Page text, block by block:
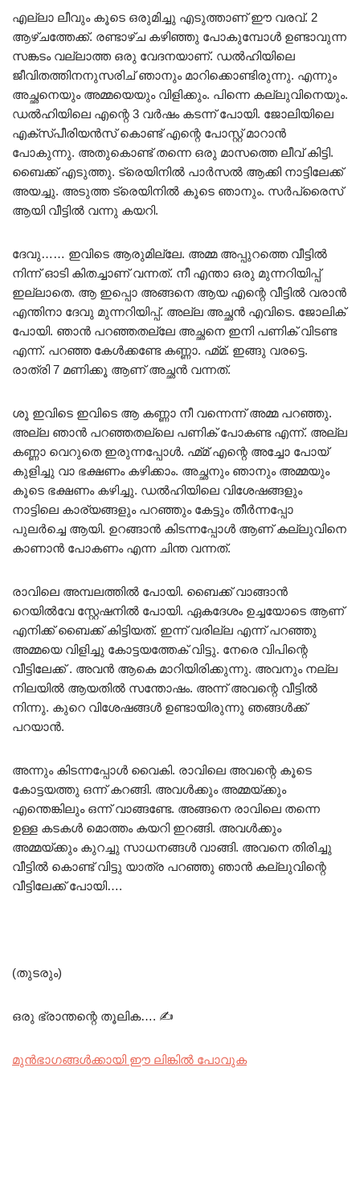
എല്ലാ ലീവും കൂടെ ഒരുമിച്ചു എടുത്താണ് ഈ വരവ്. 2
ആഴ്ചത്തേക്ക്. രണ്ടാഴ്ച കഴിഞ്ഞു പോകുമ്പോൾ ഉണ്ടാവുന്ന
സങ്കടം വല്ലാത്ത ഒരു വേദനയാണ്. ഡൽഹിയിലെ
ജീവിതത്തിനനുസരിച് ഞാനും മാറിക്കൊണ്ടിരുന്നു. എന്നും
അച്ഛനെയും അമ്മയെയും വിളിക്കും. പിന്നെ കല്ലുവിനെയും.
ഡൽഹിയിലെ എന്റെ 3 വർഷം കടന്ന് പോയി. ജോലിയിലെ
എക്സ്പീരിയൻസ് കൊണ്ട് എന്റെ പോസ്റ്റ് മാറാൻ
പോകുന്നു. അതുകൊണ്ട് തന്നെ ഒരു മാസത്തെ ലീവ് കിട്ടി.
ബൈക്ക് എടുത്തു. ട്രെയിനിൽ പാർസൽ ആക്കി നാട്ടിലേക്ക്
അയച്ചു. അടുത്ത ട്രെയിനിൽ കൂടെ ഞാനും. സർപ്രൈസ്
ആയി വീട്ടിൽ വന്നു കയറി.
ദേവു…… ഇവിടെ ആരുമില്ലേ. അമ്മ അപ്പുറത്തെ വീട്ടിൽ
നിന്ന് ഓടി കിതച്ചാണ് വന്നത്. നീ എന്താ ഒരു മുന്നറിയിപ്പ്
ഇല്ലാതെ. ആ ഇപ്പൊ അങ്ങനെ ആയ എന്റെ വീട്ടിൽ വരാൻ
എന്തിനാ ദേവു മുന്നറിയിപ്പ്. അല്ല അച്ഛൻ എവിടെ. ജോലിക്
പോയി. ഞാൻ പറഞ്ഞതല്ലേ അച്ഛനെ ഇനി പണിക് വിടണ്ട
എന്ന്. പറഞ്ഞ കേൾക്കണ്ടേ കണ്ണാ. ഹ്മ്മ്. ഇങ്ങു വരട്ടെ.
രാത്രി 7 മണിക്കൂ ആണ് അച്ഛൻ വന്നത്.
ശൂ ഇവിടെ ഇവിടെ ആ കണ്ണാ നീ വന്നെന്ന് അമ്മ പറഞ്ഞു.
അല്ല ഞാൻ പറഞ്ഞതല്ലെ പണിക് പോകണ്ട എന്ന്. അല്ല
കണ്ണാ വെറുതെ ഇരുന്നപ്പോൾ. ഹ്മ്മ് എന്റെ അച്ചോ പോയ്‌
കുളിച്ചു വാ ഭക്ഷണം കഴിക്കാം. അച്ഛനും ഞാനും അമ്മയും
കൂടെ ഭക്ഷണം കഴിച്ചു. ഡൽഹിയിലെ വിശേഷങ്ങളും
നാട്ടിലെ കാര്യങ്ങളും പറഞ്ഞും കേട്ടും തീർന്നപ്പോ
പുലർച്ചെ ആയി. ഉറങ്ങാൻ കിടന്നപ്പോൾ ആണ് കല്ലുവിനെ
കാണാൻ പോകണം എന്ന ചിന്ത വന്നത്.
രാവിലെ അമ്പലത്തിൽ പോയി. ബൈക്ക് വാങ്ങാൻ
റെയിൽവേ സ്റ്റേഷനിൽ പോയി. ഏകദേശം ഉച്ചയോടെ ആണ്
എനിക്ക് ബൈക്ക് കിട്ടിയത്. ഇന്ന് വരില്ല എന്ന് പറഞ്ഞു
അമ്മയെ വിളിച്ചു കോട്ടയത്തേക് വിട്ടു. നേരെ വിപിന്റെ
വീട്ടിലേക്ക് . അവൻ ആകെ മാറിയിരിക്കുന്നു. അവനും നല്ല
നിലയിൽ ആയതിൽ സന്തോഷം. അന്ന് അവന്റെ വീട്ടിൽ
നിന്നു. കുറെ വിശേഷങ്ങൾ ഉണ്ടായിരുന്നു ഞങ്ങൾക്ക്
പറയാൻ.
അന്നും കിടന്നപ്പോൾ വൈകി. രാവിലെ അവന്റെ കൂടെ
കോട്ടയത്തു ഒന്ന് കറങ്ങി. അവൾക്കും അമ്മയ്ക്കും
എന്തെങ്കിലും ഒന്ന് വാങ്ങണ്ടേ. അങ്ങനെ രാവിലെ തന്നെ
ഉള്ള കടകൾ മൊത്തം കയറി ഇറങ്ങി. അവൾക്കും
അമ്മയ്ക്കും കുറച്ചു സാധനങ്ങൾ വാങ്ങി. അവനെ തിരിച്ചു
വീട്ടിൽ കൊണ്ട് വിട്ടു യാത്ര പറഞ്ഞു ഞാൻ കല്ലുവിന്റെ
വീട്ടിലേക്ക് പോയി….
(തുടരും)
ഒരു ഭ്രാന്തന്റെ തൂലിക…. ✍️
മുൻഭാഗങ്ങൾക്കായി ഈ ലിങ്കിൽ പോവുക